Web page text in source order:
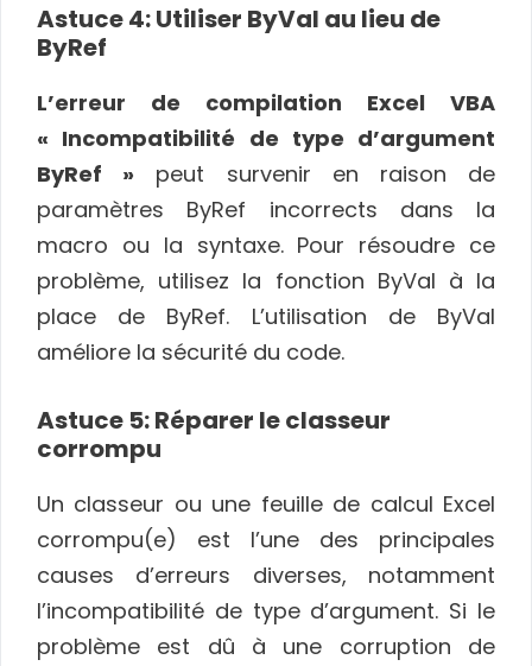
Astuce 4: Utiliser ByVal au lieu de
ByRef
L’erreur de compilation Excel VBA
« Incompatibilité de type d’argument
ByRef » peut survenir en raison de
paramètres ByRef incorrects dans la
macro ou la syntaxe. Pour résoudre ce
problème, utilisez la fonction ByVal à la
place de ByRef. L’utilisation de ByVal
améliore la sécurité du code.
Astuce 5: Réparer le classeur
corrompu
Un classeur ou une feuille de calcul Excel
corrompu(e) est l’une des principales
causes d’erreurs diverses, notamment
l’incompatibilité de type d’argument. Si le
problème est dû à une corruption de